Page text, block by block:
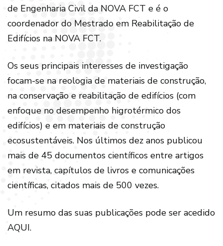
de Engenharia Civil da NOVA FCT e é o
coordenador do Mestrado em Reabilitação de
Edifícios na NOVA FCT.
Os seus principais interesses de investigação
focam-se na reologia de materiais de construção,
na conservação e reabilitação de edifícios (com
enfoque no desempenho higrotérmico dos
edifícios) e em materiais de construção
ecosustentáveis. Nos últimos dez anos publicou
mais de 45 documentos científicos entre artigos
em revista, capítulos de livros e comunicações
científicas, citados mais de 500 vezes.
Um resumo das suas publicações pode ser acedido
AQUI.